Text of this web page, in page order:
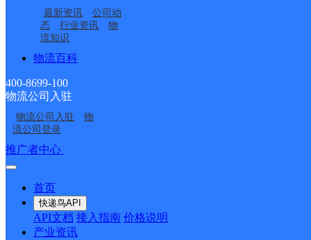
最新资讯
公司动
态
行业资讯
物
流知识
物流百科
400-8699-100
物流公司入驻
物流公司入驻
物
流公司登录
推广者中心
首页
快递鸟API
API文档 接入指南 价格说明
产业资讯
泉港区南埔镇合作点
ID13247
泉州泉港分部
峰尾邮政支局
涂岭邮政支局
泉州泉港区
港宇电脑
接口API
API接口 DEMO下载
关于我们